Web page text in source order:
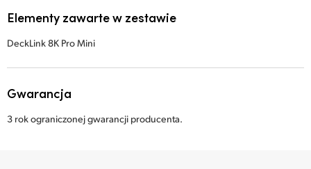
Elementy zawarte w zestawie
DeckLink 8K Pro Mini
Gwarancja
3 rok ograniczonej gwarancji producenta.